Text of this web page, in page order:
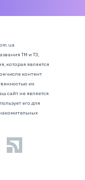
ТМ и ТЗ,
которая является
числе контент
их
сайт не является
его для